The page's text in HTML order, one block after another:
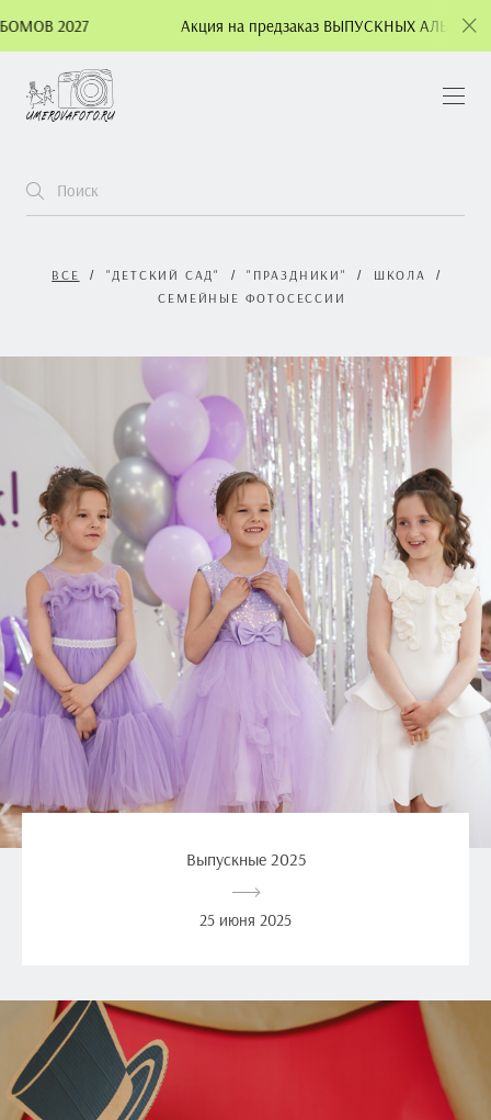
Акция на предзаказ ВЫПУСКНЫХ АЛЬБОМОВ 2027
ВСЕ "ДЕТСКИЙ САД" "ПРАЗДНИКИ"
ШКОЛА
СЕМЕЙНЫЕ ФОТОСЕССИИ
Выпускные 2025
25 июня 2025